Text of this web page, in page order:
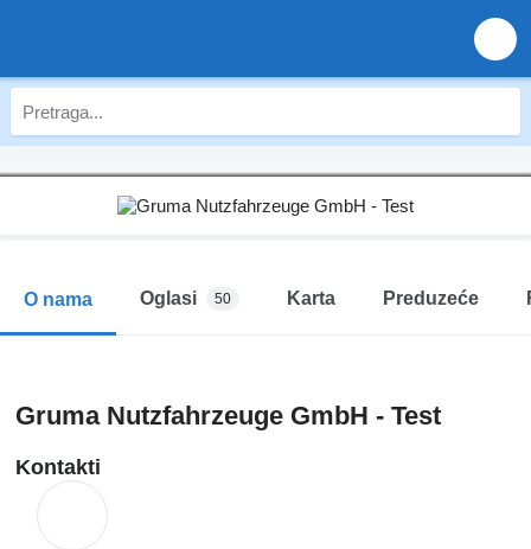
O nama Oglasi 50 Karta Preduzeće
Gruma Nutzfahrzeuge GmbH - Test
Kontakti